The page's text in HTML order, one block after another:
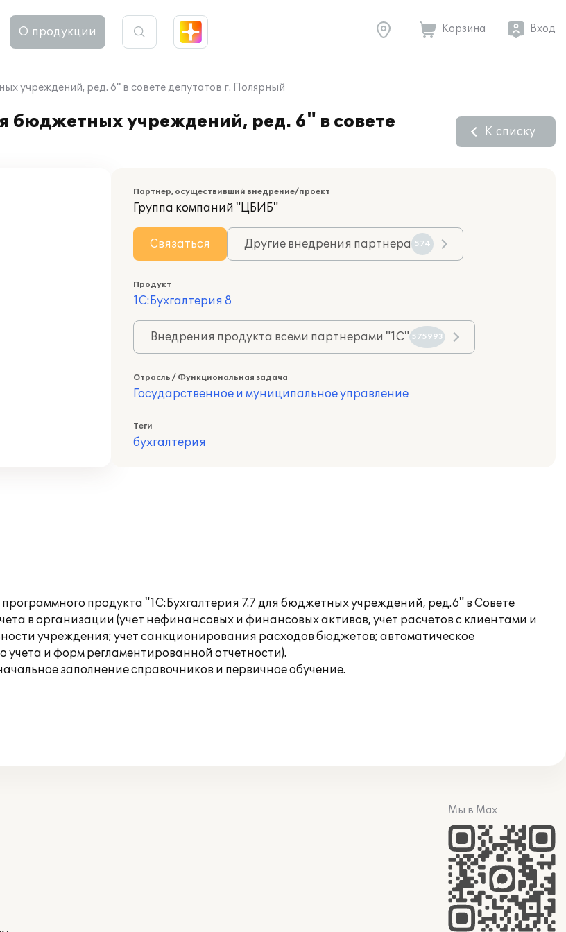
О продукции Корзина Вход
учреждений, ред. 6" в совете депутатов г. Полярный
бюджетных учреждений, ред. 6" в совете
К списку
Партнер, осуществивший внедрение/проект
Группа компаний "ЦБИБ"
Связаться Другие внедрения партнера 574
Продукт
1С:Бухгалтерия 8
Внедрения продукта всеми партнерами "1С" 575993
Отрасль / Функциональная задача
Государственное и муниципальное управление
Теги
бухгалтерия
продукта "1С:Бухгалтерия 7.7 для бюджетных учреждений, ред.6" в Совете
в организации (учет нефинансовых и финансовых активов, учет расчетов с клиентами и
учреждения; учет санкционирования расходов бюджетов; автоматическое
и форм регламентированной отчетности).
заполнение справочников и первичное обучение.
Мы в Max